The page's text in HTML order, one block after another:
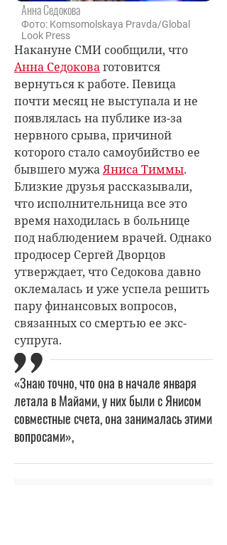
Анна Седокова
Фото: Komsomolskaya Pravda/Global
Look Press
Накануне СМИ сообщили, что
Анна Седоковаготовится
вернуться к работе. Певица
почти месяц не выступала и не
появлялась на публике из-за
нервного срыва, причиной
которого стало самоубийство ее
бывшего мужаЯниса Тиммы.
Близкие друзья рассказывали,
что исполнительница все это
время находилась в больнице
под наблюдением врачей. Однако
продюсер Сергей Дворцов
утверждает, что Седокова давно
оклемалась и уже успела решить
пару финансовых вопросов,
связанных со смертью ее экс-
супруга.
«Знаю точно, что она в начале января
летала в Майами, у них были с Янисом
совместные счета, она занималась этими
вопросами»,